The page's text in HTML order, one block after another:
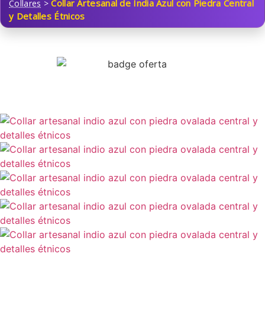
Collares >Collar Artesanal de India Azul con Piedra Central
y Detalles Étnicos